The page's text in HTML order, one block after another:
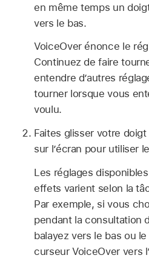
en même temps un
vers le bas.
VoiceOver énonce le
Continuez de faire
entendre d’autres
tourner lorsque vous
voulu.
Faites glisser votre
sur l’écran pour utiliser
Les réglages
effets varient selon la
Par exemple, si vous
pendant la consultation
balayez vers le bas ou
curseur VoiceOver vers